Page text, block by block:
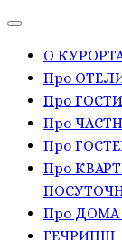
О
Про
Про
Про
Про
Про
Про ДОМА
ГЕЧРИПШ